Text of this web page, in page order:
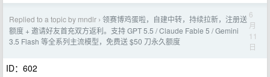
Replied to a topic by mndlr › 领赛博鸡蛋啦，自建中转，持续拉新，注册送
额度 + 邀请好友首充双方返利。支持 GPT 5.5 / Claude Fable 5 / Gemini
3.5 Flash 等全系列主流模型，免费送 $50 刀永久额度
6
月
11
日
ID：602